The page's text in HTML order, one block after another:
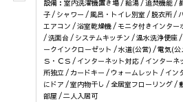
設備：室内洗濯機置き場 / 給湯 / 追焚機能 /
子 / シャワー / 風呂・トイレ別室 / 脱衣所 /
エアコン / 浴室乾燥機 / モニタ付きインター
/ 洗面台 / システムキッチン / 温水洗浄便座
ークインクローゼット / 水道(公営) / 電気(
Ｓ・ＣＳ / インターネット対応 / インター
所独立 / カードキー / ウォームレット / イン
にドア / 室内物干し / 全居室フローリング /
部屋 / 二人入居可